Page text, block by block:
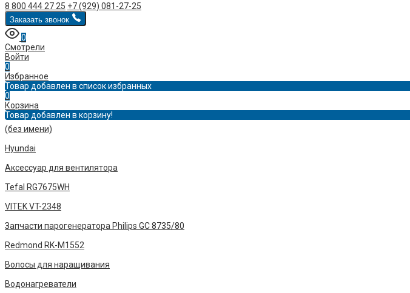
8 800 444 27 25 +7 (929) 081-27-25
Заказать звонок
0
Смотрели
Войти
0
Избранное
Товар добавлен в список избранных
0
Корзина
Товар добавлен в корзину!
(без имени)
Hyundai
Аксессуар для вентилятора
Tefal RG7675WH
VITEK VT-2348
Запчасти парогенератора Philips GC 8735/80
Redmond RK-M1552
Волосы для наращивания
Водонагреватели